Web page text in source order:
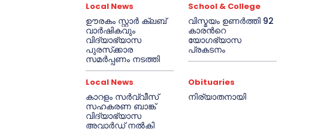
Local News
ഊരകം സ്റ്റാർ ക്ലബ്
വാർഷികവും
വിദ്യാഭ്യാസ
പുരസ്‌ക്കാര
സമർപ്പണം നടത്തി
School & College
വിസ്മയം ഉണർത്തി 92
കാരൻറെ
യോഗഭ്യാസ
പ്രകടനം
Local News
കാറളം സർവ്വീസ്
സഹകരണ ബാങ്ക്
വിദ്യാഭ്യാസ
അവാർഡ് നൽകി
Obituaries
നിര്യാതനായി